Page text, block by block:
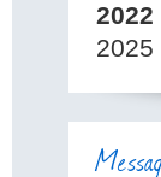
2022
2025